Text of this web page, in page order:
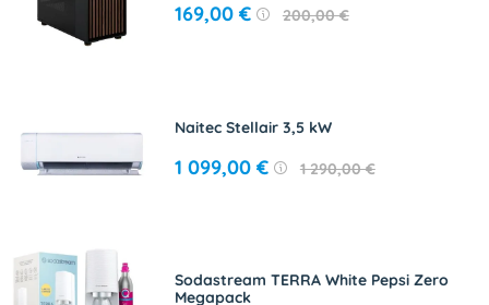
169,00 € 200,00 €
Naitec Stellair 3,5 kW
1 099,00 € 1 290,00 €
Sodastream TERRA White Pepsi Zero
Megapack